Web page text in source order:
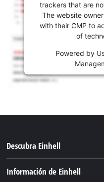
trackers that are
The website
with their CMP to
of
Powered by
Descubra Einhell
Información de Einhell